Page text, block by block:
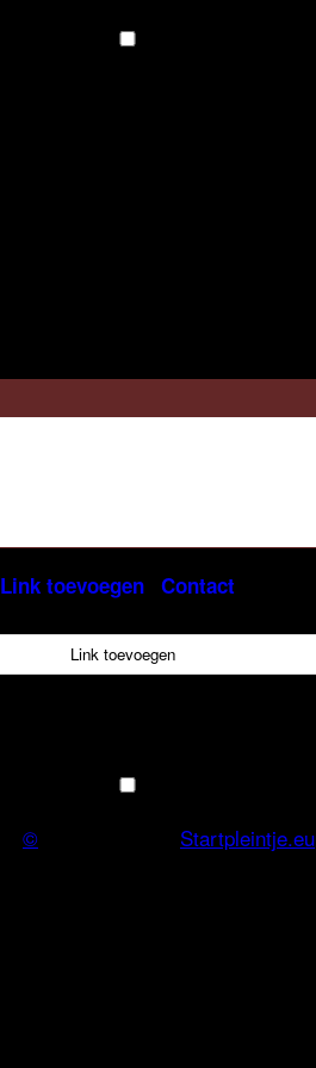
Link toevoegen Contact
Link toevoegen
© Startpleintje.eu